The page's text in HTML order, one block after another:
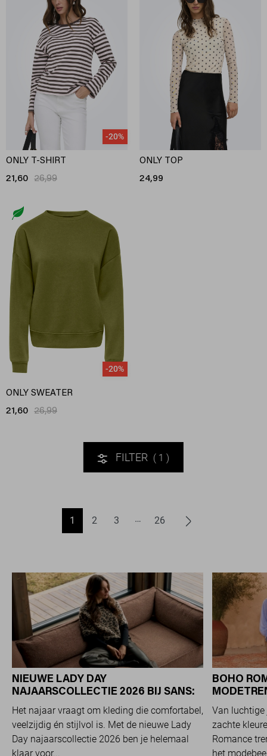
-20%
ONLY T-SHIRT
21,60 26,99
ONLY TOP
24,99
-20%
ONLY SWEATER
21,60 26,99
FILTER 1
1 2 3 26
NIEUWE LADY DAY
NAJAARSCOLLECTIE 2026 BIJ SANS:
STIJL EN COMFORT IN
TRAVELKWALITEIT
Het najaar vraagt om kleding die comfortabel,
veelzijdig én stijlvol is. Met de nieuwe Lady
Day najaarscollectie 2026 ben je helemaal
klaar voor...
BOHO
OVERAL
Van luchtige
zachte
Romance
het